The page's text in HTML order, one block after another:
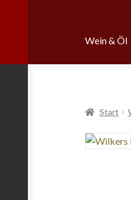
Wein & Öl
Start